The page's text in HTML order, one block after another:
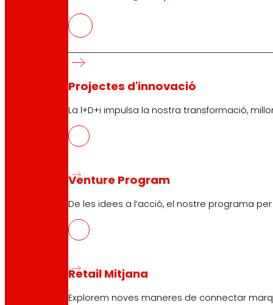
Projectes d'innovació
La l+D+i impulsa la nostra transformació,
Venture Program
De les idees a l’acció, el nostre programa
Retail Mitjana
Explorem noves maneres de connectar